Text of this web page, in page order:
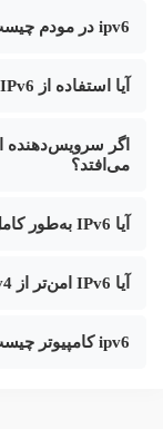
ipv6 در مودم چیست؟
آیا استفاده از IPv6 سرعت اینترنت من را بیشتر می‌کند؟
می‌افتد؟
آیا IPv6 به‌طور کامل جایگزین IPv4 شده‌است؟
آیا IPv6 امن‌تر از IPv4 است؟
ipv6 کامپیوتر چیست و چه تأثیری روی آن دارد؟